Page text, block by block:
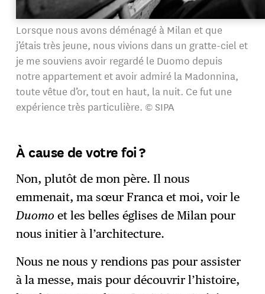
Lorsque nous avons déménagé à Milan et que
j’étais très jeune, nous vivions dans un gratte-ciel et
je me souviens avoir regardé le Duomo depuis
notre appartement et avoir admiré la Madonnina,
toute vêtue d’or, tout en haut, la nuit. Ce fut une
expérience très particulière. © SIPA
À cause de votre foi ?
Non, plutôt de mon père. Il nous
emmenait, ma sœur Franca et moi, voir le
Duomo et les belles églises de Milan pour
nous initier à l’architecture.
Nous ne nous y rendions pas pour assister
à la messe, mais pour découvrir l’histoire,